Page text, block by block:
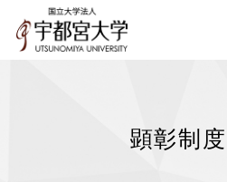
顕彰制